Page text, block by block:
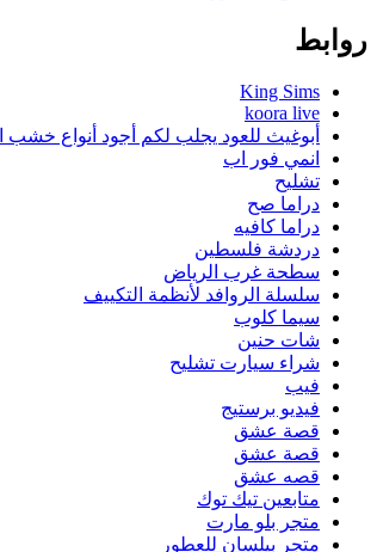
روابط
King Sims
koora live
أبوغيث للعود يجلب لكم أجود أنواع خشب
انمي فور اب
تشليح
دراما صح
دراما كافيه
دردشة فلسطين
سطحة غرب الرياض
سلسلة الروافد لأنظمة التكييف
سيما كلوب
شات حنين
شراء سيارت تشليح
فيب
فيديو برستيج
قصة عشق
قصة عشق
قصه عشق
متابعين تيك توك
متجر بلو مارت
متجر بيلسان للعطور